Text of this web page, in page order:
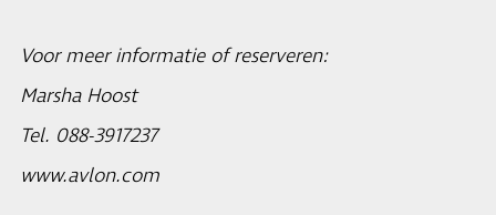
Voor meer informatie of reserveren:
Marsha Hoost
Tel. 088-3917237
www.avlon.com